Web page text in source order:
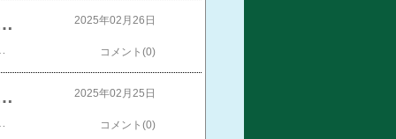
ヤさん》 ♪ハッピ～バースディ！ユリヤ！！ 2025年02月26日
コメント(0)
さん》 ♪ハッピ～バースディ！はすみん！！ 2025年02月25日
コメント(0)